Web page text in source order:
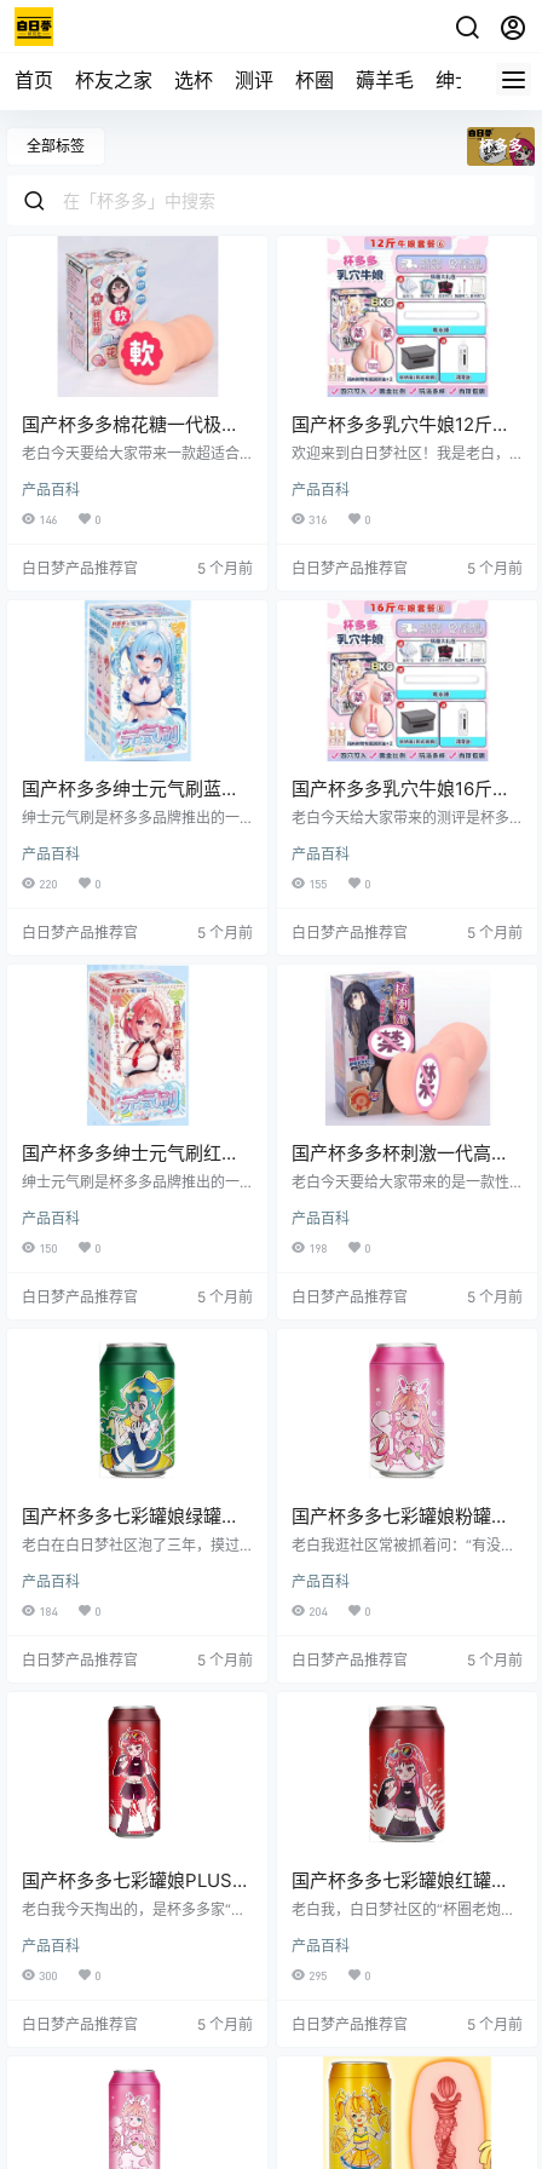
首页 杯友之家 选杯 测评 杯圈 薅羊毛 绅士 视频
全部标签 杯多多
国产杯多多棉花糖一代极致
柔软慢玩飞机杯测评报告
老白今天要给大家带来一款超适合
代。这款杯子凭借其极致柔软的触
感和超高的性价比，成为了众多新
糖的奥秘。
产品百科
146 0
白日梦产品推荐官 5 个月前
国产杯多多乳穴牛娘12斤款
多通道半身猎奇飞机杯测评
欢迎来到白日梦社区！我是老白，
师。今天，咱们就来好好唠唠这款
杯多多的乳穴牛娘12斤款飞机杯。
关注。它不仅在视觉上给人带来强
俗的表现。接下来，我将从多个方
面为大家详细解读这款飞机杯，希
望能为你的选择提供有价值的参
产品百科
316 0
白日梦产品推荐官 5 个月前
国产杯多多绅士元气刷蓝色
慢玩款便携设计浴室可用飞
绅士元气刷是杯多多品牌推出的一
携式飞机杯，具有便携性、隐私保
护和多种体验模式等特点，适合不
同用户在不同场景下使用。
产品百科
220 0
白日梦产品推荐官 5 个月前
国产杯多多乳穴牛娘16斤款
多通道半身飞机杯测评报告
老白今天给大家带来的测评是杯多
产品以其独特的多通道设计和半身
倒膜的形态，为用户带来了全新的
体验。接下来，就让我们一起深入
受。
产品百科
155 0
白日梦产品推荐官 5 个月前
国产杯多多绅士元气刷红色
刺激款便携设计隐私飞机杯
绅士元气刷是杯多多品牌推出的一
飞机杯。其以小巧的身形、独特的
隐私保护设计以及多样化的体验模
式，重新定义了个人娱乐产品的边
理想选择。
产品百科
150 0
白日梦产品推荐官 5 个月前
国产杯多多杯刺激一代高刺
激飞机杯测评报告
老白今天要给大家带来的是一款性
激一代。这款飞机杯以其高刺激度
和出色的使用体验，成为了刺激型
飞机杯中的扛把子。接下来，就让
吧。
产品百科
198 0
白日梦产品推荐官 5 个月前
国产杯多多七彩罐娘绿罐绿
绮常规款柔软慢玩名器飞机
老白在白日梦社区泡了三年，摸过
们端上的是「杯多多七彩罐娘绿罐
绿绮常规款」。这玩意儿号称“绿到
碎了写给你。看完这篇，买不买你
产品百科
184 0
白日梦产品推荐官 5 个月前
国产杯多多七彩罐娘粉罐粉
桃常规款萌系慢玩飞机杯测
老白我逛社区常被抓着问：“有没有
偷用的入门杯？” 这回就把七彩罐娘
系列里“粉罐·粉桃”拆个底朝天——
白。看完要是再踩坑，老白请你喝
产品百科
204 0
白日梦产品推荐官 5 个月前
国产杯多多七彩罐娘PLUS红
罐红莲刺激款飞机杯深度测
老白我今天掏出的，是杯多多家“七
——红罐红莲刺激款。 别被它小罐
头似的呆萌外表骗了，拧开盖子那
本文将从开箱到实战、从材质到清
产品百科
300 0
白日梦产品推荐官 5 个月前
国产杯多多七彩罐娘红罐红
莲刺激款名器倒模测评报告
老白我，白日梦社区的“杯圈老炮
七彩罐娘红罐红莲刺激款，从里到
外、从软到硬，全部拆开给你看！
红莲业火”。到底能不能烧到你灵魂
的直觉，给你一份3000字+的硬核
报告，看完再买，不踩坑！ ---
产品百科
295 0
白日梦产品推荐官 5 个月前